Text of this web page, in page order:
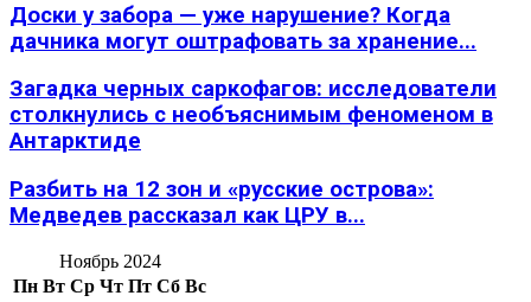
Доски у забора — уже нарушение? Когда
дачника могут оштрафовать за хранение...
Загадка черных саркофагов: исследователи
столкнулись с необъяснимым феноменом в
Антарктиде
Разбить на 12 зон и «русские острова»:
Медведев рассказал как ЦРУ в...
Ноябрь 2024
Пн Вт Ср Чт Пт Сб Вс